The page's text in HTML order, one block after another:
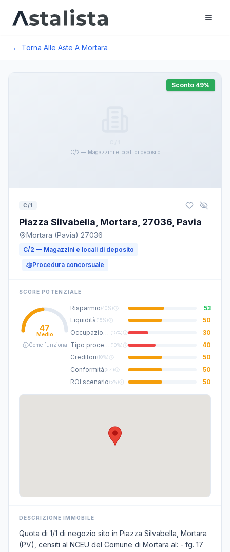
← Torna Alle Aste A Mortara
C/2 — Magazzini e locali di deposito
Sconto 49%
C/1
Piazza Silvabella, Mortara, 27036, Pavia
Mortara (Pavia) 27036
C/2 — Magazzini e locali di deposito
Procedura concorsuale
SCORE POTENZIALE
47
Medio
Come funziona
Risparmio(40%)
53
Liquidità(15%)
50
Occupazione (15%)
30
Tipo procedura (10%)
40
Creditori(10%)
50
Conformità(5%)
50
ROI scenario(5%) 50
DESCRIZIONE IMMOBILE
Quota di 1/1 di negozio sito in Piazza Silvabella, Mortara
(PV), censiti al NCEU del Comune di Mortara al: - fg. 17